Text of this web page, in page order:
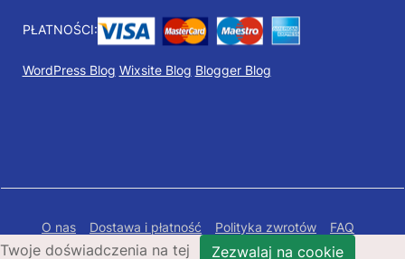
PŁATNOŚCI:
WordPress Blog Wixsite Blog Blogger Blog
O nas Dostawa i płatność Polityka zwrotów
FAQ
Polityka prywatności
Mapa Strony
Twoje doświadczenia na tej Zezwalaj na cookie